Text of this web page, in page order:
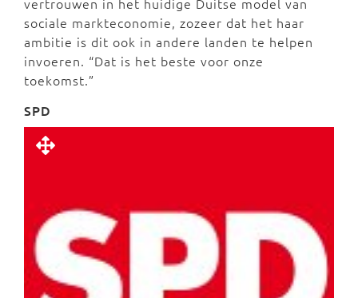
sociale markteconomie, zozeer dat het haar
ambitie is dit ook in andere landen te helpen
invoeren. “Dat is het beste voor onze
toekomst.”
SPD